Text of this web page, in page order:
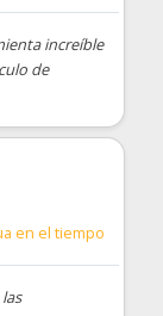
increíble
de
en el tiempo